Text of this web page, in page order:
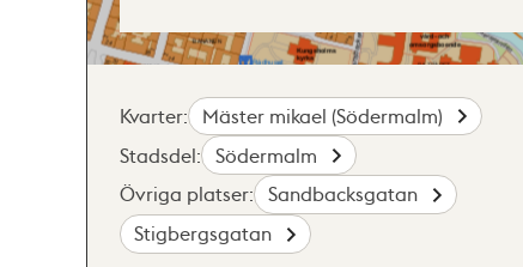
Kvarter:
Mäster mikael (Södermalm)
Stadsdel:
Södermalm
Övriga platser:
Sandbacksgatan
Stigbergsgatan